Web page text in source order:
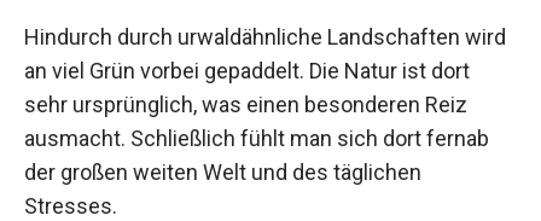
Hindurch durch urwaldähnliche Landschaften wird
an viel Grün vorbei gepaddelt. Die Natur ist dort
sehr ursprünglich, was einen besonderen Reiz
ausmacht. Schließlich fühlt man sich dort fernab
der großen weiten Welt und des täglichen
Stresses.